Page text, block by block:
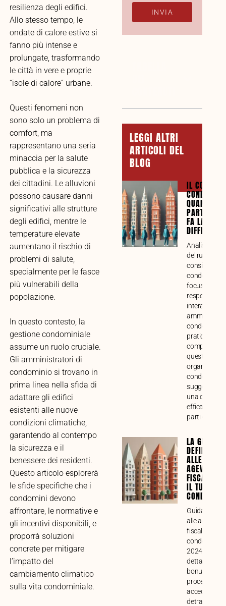
resilienza degli edifici.
Allo stesso tempo, le
ondate di calore estive si
fanno più intense e
prolungate, trasformando
le città in vere e proprie
“isole di calore” urbane.
Questi fenomeni non
sono solo un problema di
comfort, ma
rappresentano una seria
minaccia per la salute
pubblica e la sicurezza
dei cittadini. Le alluvioni
possono causare danni
significativi alle strutture
degli edifici, mentre le
temperature elevate
aumentano il rischio di
problemi di salute,
specialmente per le fasce
più vulnerabili della
popolazione.
In questo contesto, la
gestione condominiale
assume un ruolo cruciale.
Gli amministratori di
condominio si trovano in
prima linea nella sfida di
adattare gli edifici
esistenti alle nuove
condizioni climatiche,
garantendo al contempo
la sicurezza e il
benessere dei residenti.
Questo articolo esplorerà
le sfide specifiche che i
condomini devono
affrontare, le normative e
gli incentivi disponibili, e
proporrà soluzioni
concrete per mitigare
l’impatto del
cambiamento climatico
sulla vita condominiale.
INVIA
LEGGI ALTRI
ARTICOLI DEL
BLOG
IL
QUANDO LA
FA LA
Analisi
del ruolo del
consiglio
focus su
interazione
condòmini.
pratica alla
questo
organo di
suggerimenti
una
efficace tra
parti
LA GUIDA
DEFINITIVA
ALLE
FISCALI
IL TUO
Guida
alle
fiscali per
condominiali
2024. Analisi
dettagliata di
bonus,
procedure
accedere alle
detrazioni,